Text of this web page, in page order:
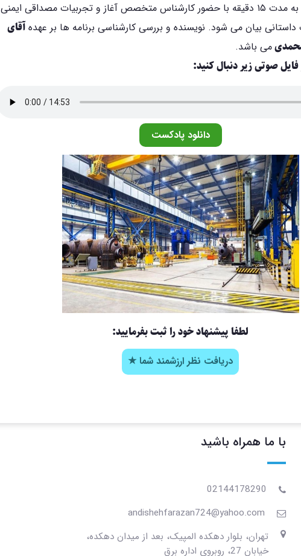
برنامه اول ایمنی به مدت ۱۵ دقیقه با حضور کارشناس متخصص آغاز و تجربیات مصداقی ایمنی
بیان می شود. نویسنده و بررسی کارشناسی برنامه ها بر عهده آقای
می باشد.
فایل صوتی زیر دنبال کنید:
دانلود پادکست
لطفا پیشنهاد خود را ثبت بفرمایید:
دریافت نظر ارزشمند شما ★
با ما همراه باشید
02144178290
andishehfarazan724@yahoo.com
تهران، بلوار دهکده المپیک، بعد از میدان دهکده،
خیابان 27، روبروی اداره برق